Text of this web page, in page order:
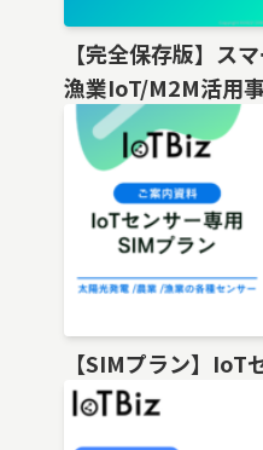
【完全保存版】ス
漁業IoT/M2M活用
【SIMプラン】IoT